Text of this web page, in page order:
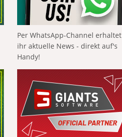
Per WhatsApp-Channel erhaltet
ihr aktuelle News - direkt auf's
Handy!